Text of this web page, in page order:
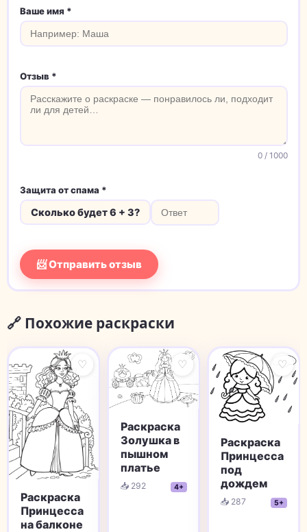
Ваше имя *
Отзыв *
0/ 1000
Защита от спама *
Сколько будет 6 + 3?
📨 Отправить отзыв
🔗 Похожие раскраски
♡
Раскраска
Принцесса
на балконе
♡
Раскраска
Золушка в
пышном
платье
📥 292 4+
♡
Раскраска
Принцесса
под
дождем
📥 287 5+